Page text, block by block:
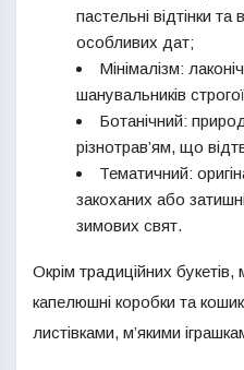
пастельні відтінки та
особливих дат;
Мінімалізм:
шанувальників
Ботанічний:
різнотрав’ям, що
Тематичний:
закоханих або
зимових свят.
Окрім традиційних
капелюшні коробки та
листівками, м’якими